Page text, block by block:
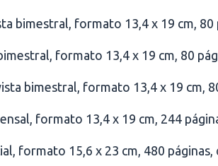
bimestral, formato 13,4 x 19 cm, 80
formato 13,4 x 19 cm, 80
bimestral, formato 13,4 x 19 cm,
formato 13,4 x 19 cm, 244
formato 15,6 x 23 cm, 480 páginas,